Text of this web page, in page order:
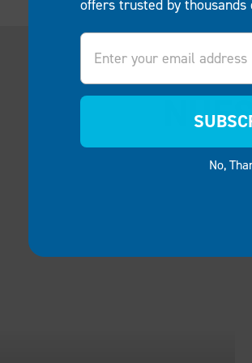
offers trusted by
Email
No,